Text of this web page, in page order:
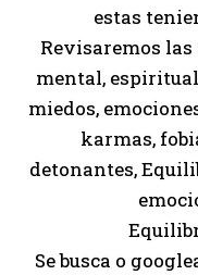
estas
Revisaremos
mental,
miedos,
karmas,
detonantes,
Se busca o